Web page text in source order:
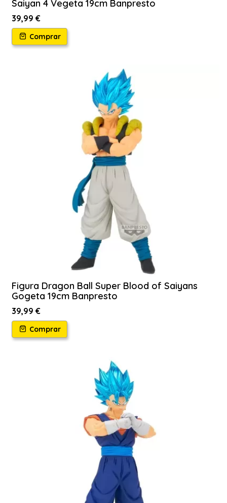
Saiyan 4 Vegeta 19cm Banpresto
39,99 €
Comprar
Figura Dragon Ball Super Blood of Saiyans
Gogeta 19cm Banpresto
39,99 €
Comprar